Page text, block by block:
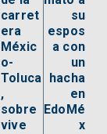
carret
era
Méxic
o-
Toluca
,
sobre
vive
su
espos
a con
un
hacha
en
EdoMé
x